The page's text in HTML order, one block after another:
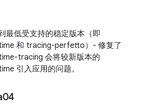
最低受支持的稳定版本（即
和 tracing-perfetto）- 修复了
tracing 会将较新版本的
引入应用的问题。